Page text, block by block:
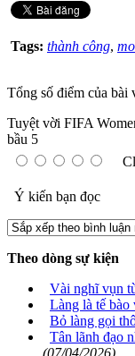
Tags: thành công,
Tổng số điểm của bài
Tuyệt vời FIFA
bầu 5
Ý kiến bạn đọc
Theo dòng sự kiện
Vài nghĩ vụn
Làng là tế bào
Bỏ làng gọi
Tân lãnh đạo
(07/04/2026)